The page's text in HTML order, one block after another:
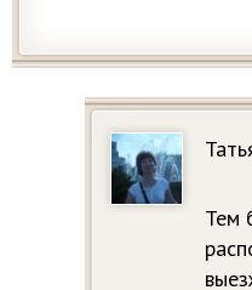
Тем